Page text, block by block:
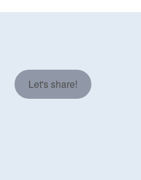
Let's share!